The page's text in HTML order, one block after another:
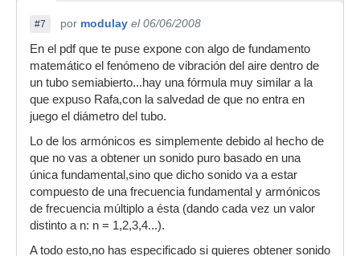
#7 por modulay el 06/06/2008
En el pdf que te puse expone con algo de fundamento
matemático el fenómeno de vibración del aire dentro de
un tubo semiabierto...hay una fórmula muy similar a la
que expuso Rafa,con la salvedad de que no entra en
juego el diámetro del tubo.
Lo de los armónicos es simplemente debido al hecho de
que no vas a obtener un sonido puro basado en una
única fundamental,sino que dicho sonido va a estar
compuesto de una frecuencia fundamental y armónicos
de frecuencia múltiplo a ésta (dando cada vez un valor
distinto a n: n = 1,2,3,4...).
A todo esto,no has especificado si quieres obtener sonido